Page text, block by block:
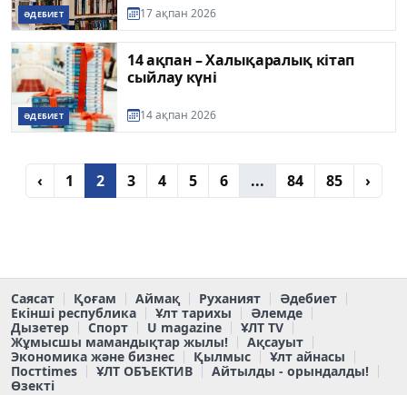
ӘДЕБИЕТ 17 ақпан 2026
ӘДЕБИЕТ
14 ақпан – Халықаралық кітап
сыйлау күні
14 ақпан 2026
‹ 1 2 3 4 5 6 ... 84 85 ›
Саясат Қоғам Аймақ Руханият
Әдебиет
Екінші республика
Ұлт тарихы
Әлемде
Дызетер
Спорт U magazine
ҰЛТ TV
Жұмысшы мамандықтар жылы!
Ақсауыт
Экономика және бизнес
Қылмыс
Ұлт айнасы
Постtimes
ҰЛТ ОБЪЕКТИВ
Айтылды - орындалды!
Өзекті